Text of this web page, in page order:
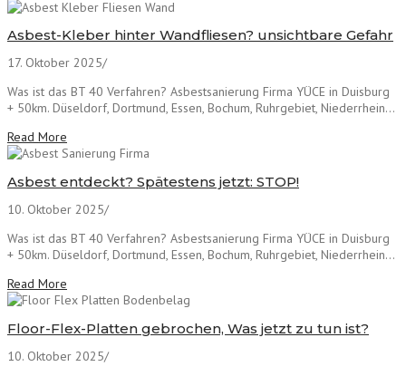
Asbest-Kleber hinter Wandfliesen? unsichtbare Gefahr
17. Oktober 2025/
Was ist das BT 40 Verfahren? Asbestsanierung Firma YÜCE in Duisburg
+ 50km. Düseldorf, Dortmund, Essen, Bochum, Ruhrgebiet, Niederrhein...
Read More
Asbest entdeckt? Spätestens jetzt: STOP!
10. Oktober 2025/
Was ist das BT 40 Verfahren? Asbestsanierung Firma YÜCE in Duisburg
+ 50km. Düseldorf, Dortmund, Essen, Bochum, Ruhrgebiet, Niederrhein...
Read More
Floor-Flex-Platten gebrochen, Was jetzt zu tun ist?
10. Oktober 2025/